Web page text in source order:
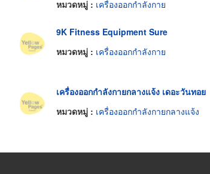
หมวดหมู่ : เครื่องออกกำลังกาย
9K Fitness Equipment Sure
หมวดหมู่ : เครื่องออกกำลังกาย
เครื่องออกกำลังกายกลางแจ้ง เดอะวันทอย
หมวดหมู่ : เครื่องออกกำลังกายกลางแจ้ง